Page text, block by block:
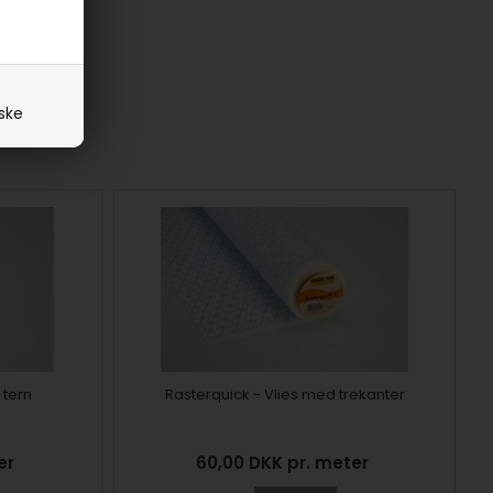
Rasterquick - Vlies med trekanter
60,00 DKK pr. meter